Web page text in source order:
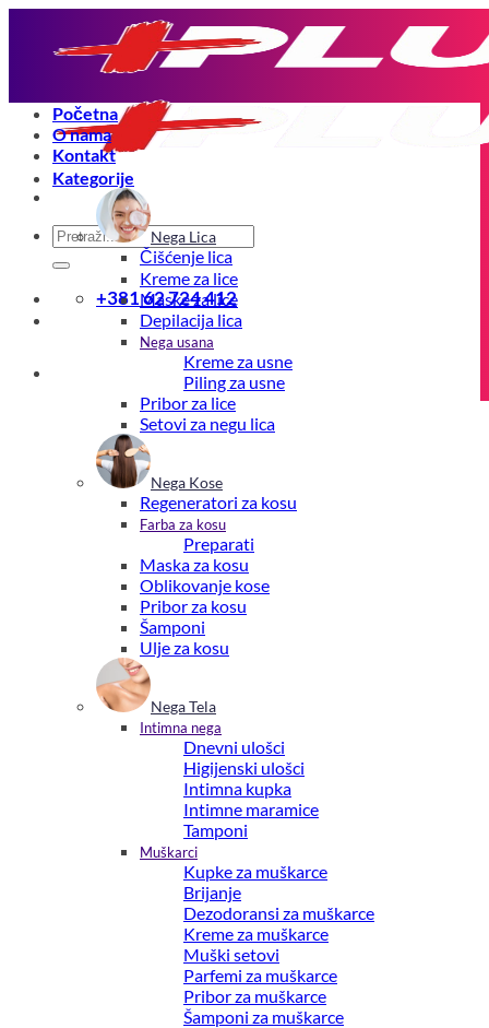
sadržaj
Pretraga
za:
+381 62 724 412
Početna
O nama
Kontakt
Kategorije
Nega Lica
Čišćenje lica
Kreme za lice
Maske za lice
Depilacija lica
Nega usana
Kreme za usne
Piling za usne
Pribor za lice
Setovi za negu lica
Nega Kose
Regeneratori za kosu
Farba za kosu
Preparati
Maska za kosu
Oblikovanje kose
Pribor za kosu
Šamponi
Ulje za kosu
Nega Tela
Intimna nega
Dnevni ulošci
Higijenski ulošci
Intimna kupka
Intimne maramice
Tamponi
Muškarci
Kupke za muškarce
Brijanje
Dezodoransi za muškarce
Kreme za muškarce
Muški setovi
Parfemi za muškarce
Pribor za muškarce
Šamponi za muškarce